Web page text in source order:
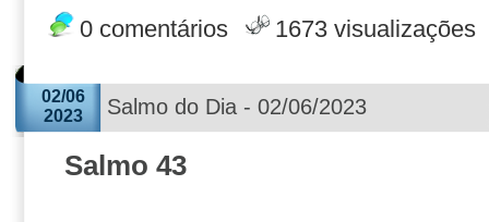
0 comentários 1673 visualizações
02/06
2023
Salmo do Dia - 02/06/2023
Salmo 43